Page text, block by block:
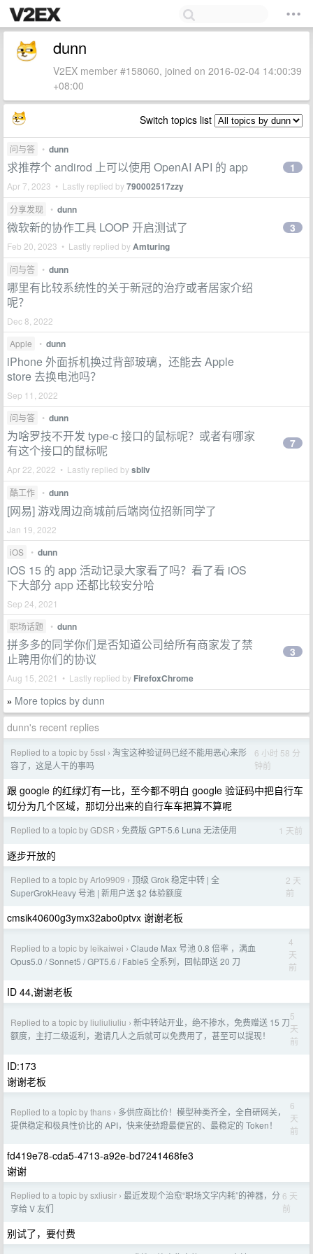
dunn
V2EX member #158060, joined on 2016-02-04 14:00:39
+08:00
Switch topics list
问与答 • dunn
求推荐个 andirod 上可以使用 OpenAI API 的 app
Apr 7, 2023 • Lastly replied by790002517zzy
1
分享发现 • dunn
微软新的协作工具 LOOP 开启测试了
Feb 20, 2023 • Lastly replied byAmturing
3
问与答 • dunn
哪里有比较系统性的关于新冠的治疗或者居家介绍
呢？
Dec 8, 2022
Apple
• dunn
iPhone 外面拆机换过背部玻璃，还能去 Apple
store 去换电池吗？
Sep 11, 2022
问与答
• dunn
为啥罗技不开发 type-c 接口的鼠标呢？或者有哪家
有这个接口的鼠标呢
Apr 22, 2022 • Lastly replied bysbliv
7
酷工作 • dunn
[网易] 游戏周边商城前后端岗位招新同学了
Jan 19, 2022
iOS
• dunn
iOS 15 的 app 活动记录大家看了吗？看了看 iOS
下大部分 app 还都比较安分哈
Sep 24, 2021
职场话题
• dunn
拼多多的同学你们是否知道公司给所有商家发了禁
止聘用你们的协议
Aug 15, 2021 • Lastly replied by FirefoxChrome
3
» More topics by dunn
dunn's recent replies
Replied to a topic by 5ssl › 淘宝这种验证码已经不能用恶心来形
容了，这是人干的事吗
6 小时 58 分
钟前
跟 google 的红绿灯有一比，至今都不明白 google 验证码中把自行车
切分为几个区域，那切分出来的自行车车把算不算呢
Replied to a topic by GDSR › 免费版 GPT-5.6 Luna 无法使用 1 天前
逐步开放的
Replied to a topic by Arlo9909 › 顶级 Grok 稳定中转 | 全
SuperGrokHeavy 号池 | 新用户送 $2 体验额度
2 天
前
cmsik40600g3ymx32abo0ptvx 谢谢老板
Replied to a topic by leikaiwei › Claude Max 号池 0.8 倍率 ，满血
Opus5.0 / Sonnet5 / GPT5.6 / Fable5 全系列，回帖即送 20 刀
4
天
前
ID 44,谢谢老板
Replied to a topic by liuliuliuliu › 新中转站开业，绝不掺水，免费赠送 15 刀
额度，主打二级返利，邀请几人之后就可以免费用了，甚至可以提现！
5
天
前
ID:173
谢谢老板
Replied to a topic by thans › 多供应商比价！模型种类齐全，全自研网关，
提供稳定和极具性价比的 API，快来使劲蹬最便宜的、最稳定的 Token！
6
天
前
fd419e78-cda5-4713-a92e-bd7241468fe3
谢谢
Replied to a topic by sxliusir › 最近发现个治愈“职场文字内耗”的神器，分
享给 V 友们
6 天
前
别试了，要付费